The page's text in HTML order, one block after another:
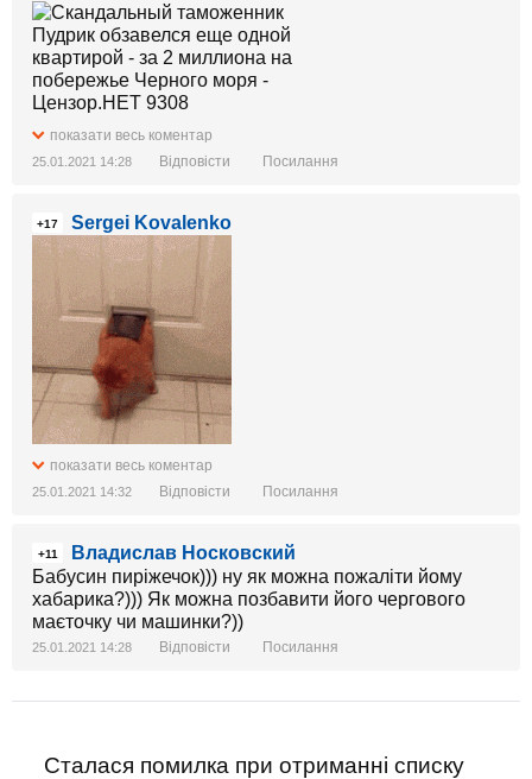
показати весь коментар
25.01.2021 14:28 Відповісти Посилання
+17 Sergei Kovalenko
показати весь коментар
25.01.2021 14:32 Відповісти Посилання
+11
Владислав Носковский
Бабусин пиріжечок))) ну як можна пожаліти йому
хабарика?))) Як можна позбавити його чергового
маєточку чи машинки?))
25.01.2021 14:28 Відповісти Посилання
Сталася помилка при отриманні списку